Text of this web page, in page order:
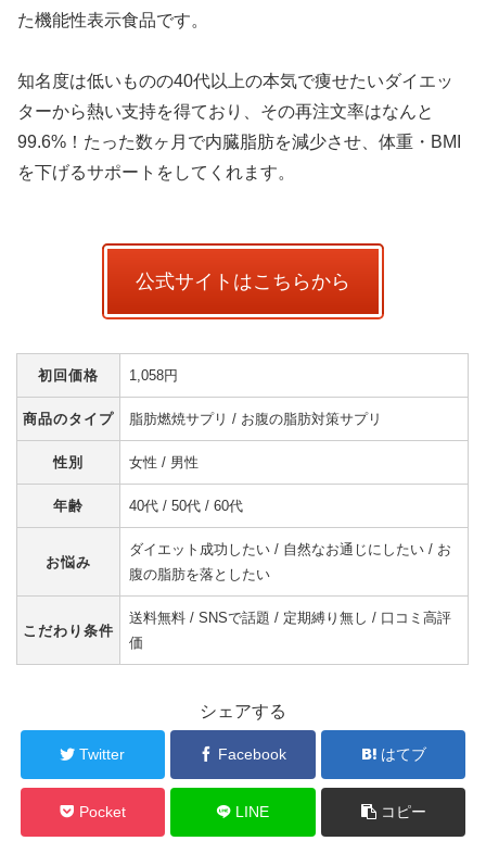
た機能性表示食品です。
知名度は低いものの40代以上の本気で痩せたいダイエッ
ターから熱い支持を得ており、その再注文率はなんと
99.6%！たった数ヶ月で内臓脂肪を減少させ、体重・BMI
を下げるサポートをしてくれます。
公式サイトはこちらから
初回価格 1,058円
商品のタイプ 脂肪燃焼サプリ / お腹の脂肪対策サプリ
性別 女性 / 男性
年齢 40代 / 50代 / 60代
お悩み
ダイエット成功したい / 自然なお通じにしたい / お
腹の脂肪を落としたい
こだわり条件
送料無料 / SNSで話題 / 定期縛り無し / 口コミ高評
価
シェアする
Twitter Facebook はてブ
Pocket LINE コピー